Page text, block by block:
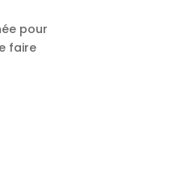
pour
faire